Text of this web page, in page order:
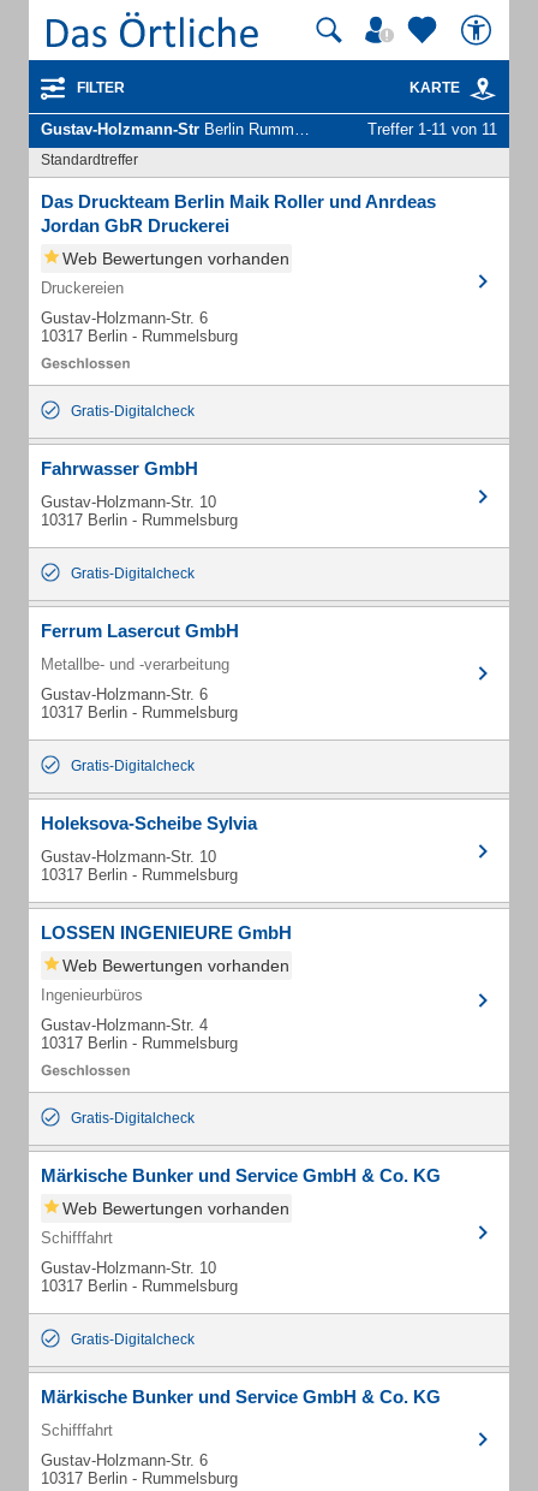
FILTER KARTE
Gustav-Holzmann-Str Berlin Rummelsburg - Unternehmen und Personen Treffer 1-11 von 11
Standardtreffer
Das Druckteam Berlin Maik Roller und Anrdeas
Jordan GbR Druckerei
Web Bewertungen vorhanden
Druckereien
Gustav-Holzmann-Str. 6
10317 Berlin - Rummelsburg
Gratis-Digitalcheck
Fahrwasser GmbH
Gustav-Holzmann-Str. 10
10317 Berlin - Rummelsburg
Gratis-Digitalcheck
Ferrum Lasercut GmbH
Metallbe- und -verarbeitung
Gustav-Holzmann-Str. 6
10317 Berlin - Rummelsburg
Gratis-Digitalcheck
Holeksova-Scheibe Sylvia
Gustav-Holzmann-Str. 10
10317 Berlin - Rummelsburg
LOSSEN INGENIEURE GmbH
Web Bewertungen vorhanden
Ingenieurbüros
Gustav-Holzmann-Str. 4
10317 Berlin - Rummelsburg
Gratis-Digitalcheck
Märkische Bunker und Service GmbH & Co. KG
Web Bewertungen vorhanden
Schifffahrt
Gustav-Holzmann-Str. 10
10317 Berlin - Rummelsburg
Gratis-Digitalcheck
Märkische Bunker und Service GmbH & Co. KG
Schifffahrt
Gustav-Holzmann-Str. 6
10317 Berlin - Rummelsburg